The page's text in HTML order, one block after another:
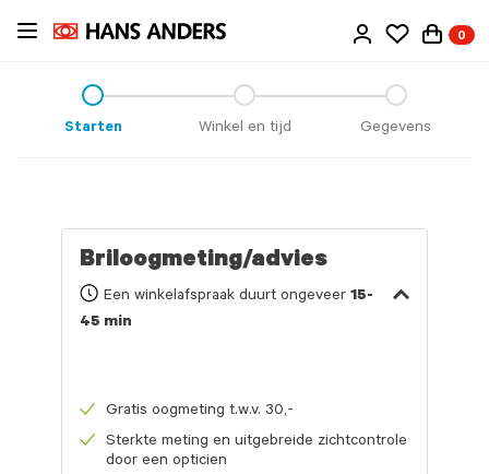
Ga
0
Starten Winkel en tijd Gegevens
Briloogmeting/advies
Een winkelafspraak duurt ongeveer 15-
45 min
Gratis oogmeting t.w.v. 30,-
Sterkte meting en uitgebreide zichtcontrole
door een opticien